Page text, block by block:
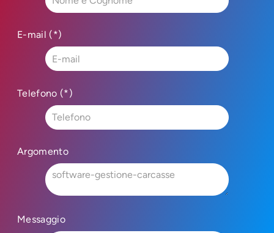
E-mail (*)
Telefono (*)
Argomento
Messaggio